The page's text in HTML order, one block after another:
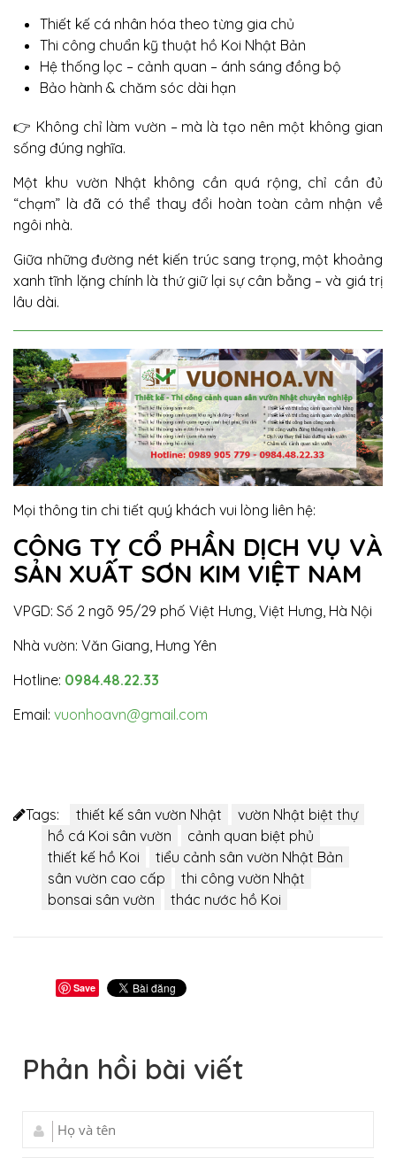
Thiết kế cá nhân hóa theo từng gia chủ
Thi công chuẩn kỹ thuật hồ Koi Nhật Bản
Hệ thống lọc – cảnh quan – ánh sáng đồng bộ
Bảo hành & chăm sóc dài hạn
👉 Không chỉ làm vườn – mà là tạo nên một không gian
sống đúng nghĩa.
Một khu vườn Nhật không cần quá rộng, chỉ cần đủ
“chạm” là đã có thể thay đổi hoàn toàn cảm nhận về
ngôi nhà.
Giữa những đường nét kiến trúc sang trọng, một khoảng
xanh tĩnh lặng chính là thứ giữ lại sự cân bằng – và giá trị
lâu dài.
Mọi thông tin chi tiết quý khách vui lòng liên hệ:
CÔNG TY CỔ PHẦN DỊCH VỤ VÀ
SẢN XUẤT SƠN KIM VIỆT NAM
VPGD: Số 2 ngõ 95/29 phố Việt Hưng, Việt Hưng, Hà Nội
Nhà vườn: Văn Giang, Hưng Yên
Hotline: 0984.48.22.33
Email: vuonhoavn@gmail.com
Tags: thiết kế sân vườn Nhật
vườn Nhật biệt thự
hồ cá Koi sân vườn
cảnh quan biệt phủ
thiết kế hồ Koi
tiểu cảnh sân vườn Nhật Bản
sân vườn cao cấp
thi công vườn Nhật
bonsai sân vườn
thác nước hồ Koi
Save
Phản hồi bài viết